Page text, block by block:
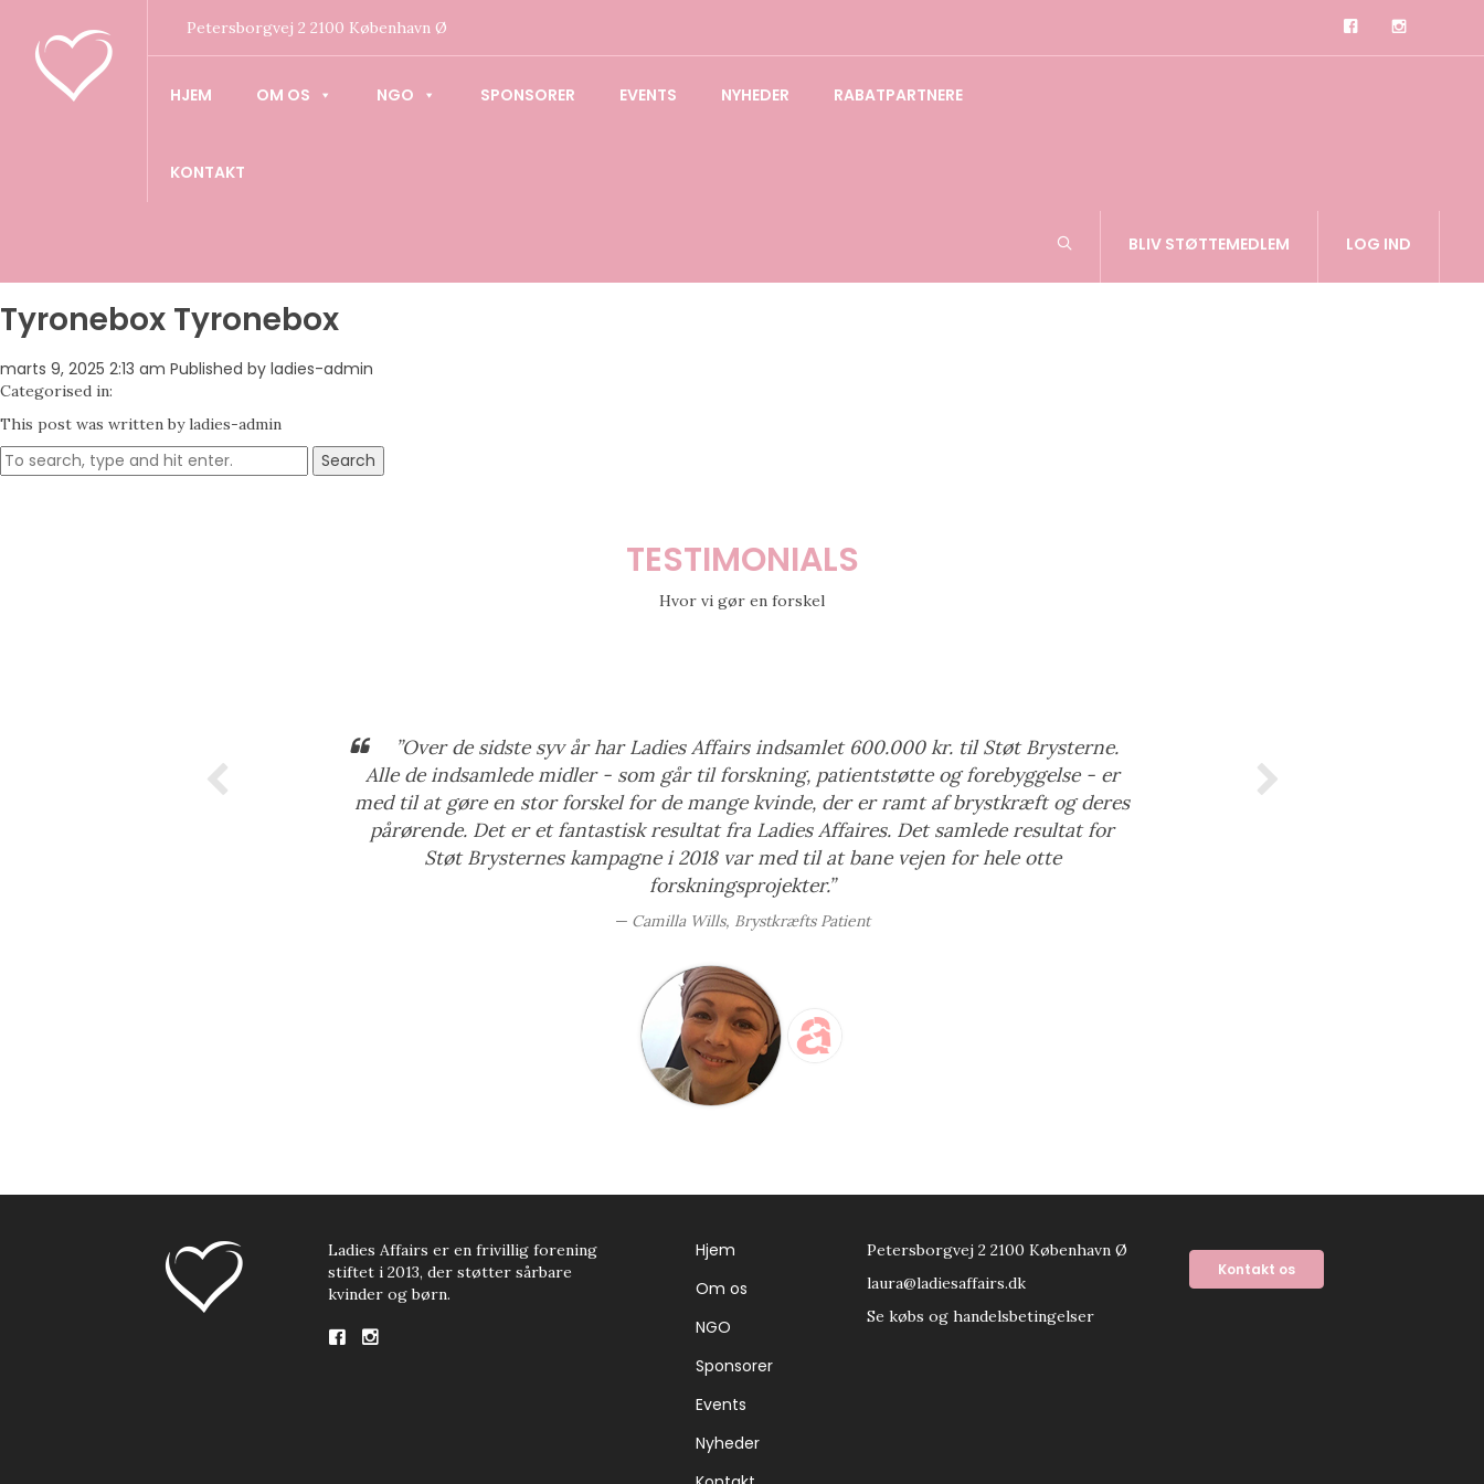
Petersborgvej 2 2100 København Ø
HJEM OM OS NGO SPONSORER EVENTS NYHEDER RABATPARTNERE
KONTAKT
BLIV STØTTEMEDLEM LOG IND
Tyronebox Tyronebox
marts 9, 2025 2:13 am Published by ladies-admin
Categorised in:
This post was written by ladies-admin
Search
TESTIMONIALS
Hvor vi gør en forskel
”Over de sidste syv år har Ladies Affairs indsamlet 600.000 kr. til Støt Brysterne.
Alle de indsamlede midler - som går til forskning, patientstøtte og forebyggelse - er
med til at gøre en stor forskel for de mange kvinde, der er ramt af brystkræft og deres
pårørende. Det er et fantastisk resultat fra Ladies Affaires. Det samlede resultat for
Støt Brysternes kampagne i 2018 var med til at bane vejen for hele otte
forskningsprojekter.”
Camilla Wills, Brystkræfts Patient
Ladies Affairs er en frivillig forening
stiftet i 2013, der støtter sårbare
kvinder og børn.
Hjem
Om os
NGO
Sponsorer
Events
Nyheder
Petersborgvej 2 2100 København Ø
laura@ladiesaffairs.dk
Se købs og handelsbetingelser
Kontakt os